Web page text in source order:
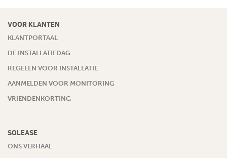
VOOR KLANTEN
KLANTPORTAAL
DE INSTALLATIEDAG
REGELEN VOOR INSTALLATIE
AANMELDEN VOOR MONITORING
VRIENDENKORTING
SOLEASE
ONS VERHAAL